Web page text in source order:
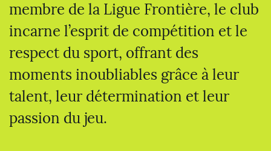
membre de la Ligue Frontière, le club
incarne l’esprit de compétition et le
respect du sport, offrant des
moments inoubliables grâce à leur
talent, leur détermination et leur
passion du jeu.